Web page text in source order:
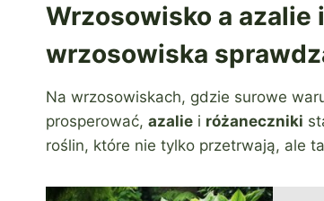
Wrzosowisko a azalie
wrzosowiska
Na wrzosowiskach, gdzie surowe
prosperować, azalie i różaneczniki
roślin, które nie tylko przetrwają, ale